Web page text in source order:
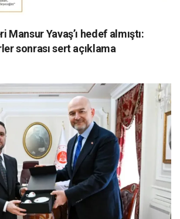
Yavaş’ı hedef almıştı:
sonrası sert açıklama